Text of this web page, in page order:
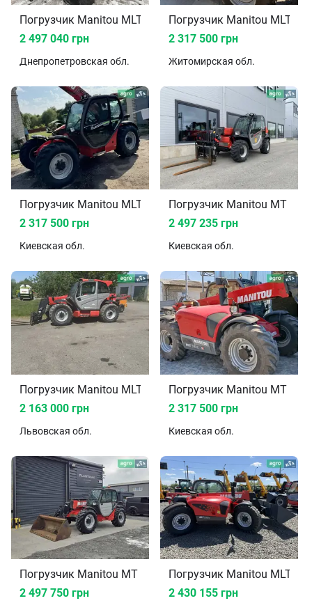
Погрузчик Manitou MLT 735 2019
2 497 040 грн
Днепропетровская обл.
Погрузчик Manitou MLT
2 317 500 грн
Житомирская обл.
Погрузчик Manitou MLT 735 2014
2 317 500 грн
Киевская обл.
Погрузчик Manitou MT 625
2 497 235 грн
Киевская обл.
Погрузчик Manitou MLT 840-137 PS 2012
2 163 000 грн
Львовская обл.
Погрузчик Manitou MT 732
2 317 500 грн
Киевская обл.
Погрузчик Manitou MT 932 2018
2 497 750 грн
Погрузчик Manitou MLT
2 430 155 грн